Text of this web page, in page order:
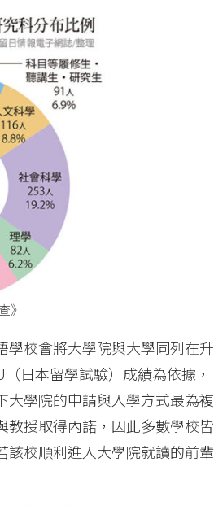
》
學校會將大學院與大學同列在升
日本留學試驗）成績為依據，
大學院的申請與入學方式最為複
教授取得內諾，因此多數學校皆
該校順利進入大學院就讀的前輩